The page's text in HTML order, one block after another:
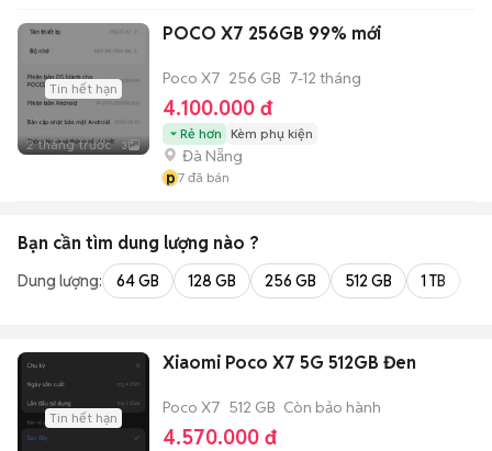
Tin hết hạn
2 tháng trước 3
POCO X7 256GB 99% mới
Poco X7 256 GB 7-12 tháng
4.100.000 đ
Rẻ hơn Kèm phụ kiện
Đà Nẵng
p7 đã bán
Bạn cần tìm dung lượng nào ?
Dung lượng: 64 GB 128 GB 256 GB 512 GB 1 TB
Tin hết hạn
Xiaomi Poco X7 5G 512GB Đen
Poco X7 512 GB Còn bảo hành
4.570.000 đ